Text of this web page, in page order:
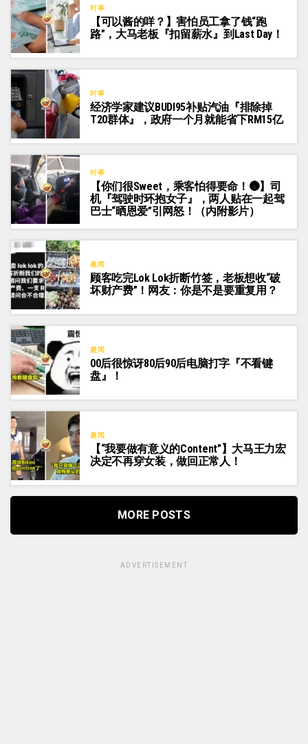
时事
【可以酱的咩？】害怕员工拿了钱“跑
路”，大马老板『扣留薪水』到Last Day！
时事
经济学家建议BUDI95补贴汽油『排除掉
T20群体』，政府一个月就能省下RM15亿
时事
【你们很Sweet，乘客怕得要命！🌚】司
机『驾驶时环抱女子』，两人贴在一起驾
巴士“晒恩爱”引网怒！（内附影片）
趣闻
顾客吃完Lok Lok折断竹签，老板想收“破
坏财产费”！网友：你是不是要重复用？
趣闻
00后很惊讶80后90后电脑打字『不看键
盘』！
趣闻
【“我要做有意义的Content”】大马王力宏
决定不再穿女装，做回正常人！
MORE POSTS
ADVERTISEMENT